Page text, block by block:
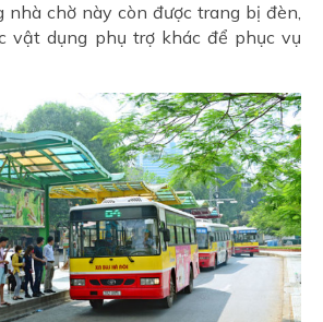
nhà chờ này còn được trang bị đèn,
vật dụng phụ trợ khác để phục vụ